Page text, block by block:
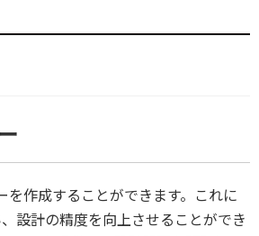
を作成することができます。これに
設計の精度を向上させることができ